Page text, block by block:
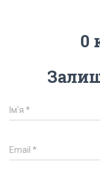
0
Ім'я *
Email *